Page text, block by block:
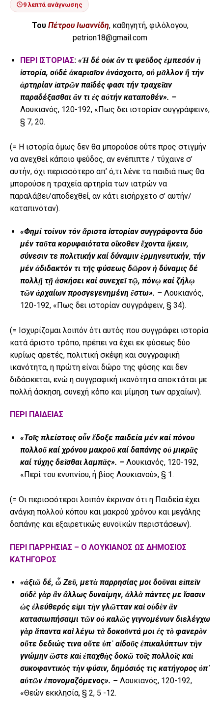
9 λεπτά ανάγνωσης
Του Πέτρου Ιωαννίδη, καθηγητή, φιλόλογου,
petrion18@gmail.com
ΠΕΡΙ ΙΣΤΟΡΙΑΣ: «Ἡδέ οὐκἄν τι ψεῦδος ἐμπεσόν ἡ
ἱστορία, οὐδέ ἀκαριαῖον ἀνάσχοιτο, οὐ μᾶλλον ἤ τήν
ἀρτηρίαν ἰατρῶν παῖδές φασι τήν τραχεῖαν
παραδέξασθαι ἄν τι ἐς αὐτήν καταποθέν». –
Λουκιανός, 120-192, «Πως δει ιστορίαν συγγράφειν»,
§ 7, 20.
(= Η ιστορία όμως δεν θα μπορούσε ούτε προς στιγμήν
να ανεχθεί κάποιο ψεύδος, αν ενέπιπτε / τύχαινε σ’
αυτήν, όχι περισσότερο απ’ ό,τι λένε τα παιδιά πως θα
μπορούσε η τραχεία αρτηρία των ιατρών να
παραλάβει/αποδεχθεί, αν κάτι εισήρχετο σ’ αυτήν/
καταπινόταν).
«Φημί τοίνυν τόνἄριστα ἱστορίαν συγγράφοντα δύο
μέν ταῦτα κορυφαιότατα οἴκοθενἔχοντα ἥκειν,
σύνεσιν τε πολιτικήν καί δύναμινἑρμηνευτικήν, τήν
μένἀδιδακτόν τι τῆς φύσεως δῶρονἡ δύναμις δέ
πολλῇ τῇ ἀσκήσει καί συνεχεῖτῷ, πόνῳ καί ζήλῳ
τῶν ἀρχαίων προσγεγενημένη ἔστω». – Λουκιανός,
120-192, «Πως δει ιστορίαν συγγράφειν, § 34).
(= Ισχυρίζομαι λοιπόν ότι αυτός που συγγράφει ιστορία
κατά άριστο τρόπο, πρέπει να έχει εκ φύσεως δύο
κυρίως αρετές, πολιτική σκέψη και συγγραφική
ικανότητα, η πρώτη είναι δώρο της φύσης και δεν
διδάσκεται, ενώ η συγγραφική ικανότητα αποκτάται με
πολλή άσκηση, συνεχή κόπο και μίμηση των αρχαίων).
ΠΕΡΙ ΠΑΙΔΕΙΑΣ
«Τοῖς πλείστοις οὖν ἔδοξε παιδεία μέν καί πόνου
πολλοῦ καί χρόνου μακροῦ καί δαπάνης οὐ μικρᾶς
καί τύχης δεῖσθαι λαμπᾶς». – Λουκιανός, 120-192,
«Περί του ενυπνίου, ή βίος Λουκιανού», § 1.
(= Οι περισσότεροι λοιπόν έκριναν ότι η Παιδεία έχει
ανάγκη πολλού κόπου και μακρού χρόνου και μεγάλης
δαπάνης και εξαιρετικώς ευνοϊκών περιστάσεων).
ΠΕΡΙ ΠΑΡΡΗΣΙΑΣ – Ο ΛΟΥΚΙΑΝΟΣ ΩΣ ΔΗΜΟΣΙΟΣ
ΚΑΤΗΓΟΡΟΣ
«ἀξιῶ δέ, ὦ Ζεῦ, μετὰ παρρησίας μοι δοῦναι εἰπεῖν
οὐδὲ γὰρ ἂνἄλλως δυναίμην, ἀλλὰ πάντες με ἴσασιν
ὡς ἐλεύθερός εἰμι τὴν γλῶτταν καὶ οὐδὲνἂν
κατασιωπήσαιμι τῶν οὐ καλῶς γιγνομένων διελέγχω
γὰρ ἅπαντα καὶλέγω τὰ δοκοῦντά μοι ἐς τὸ φανερὸν
οὔτε δεδιώς τινα οὔτε ὑπ᾽ αἰδοῦς ἐπικαλύπτων τὴν
γνώμηνὥστε καὶ ἐπαχθὴς δοκῶ τοῖς πολλοῖς καὶ
συκοφαντικὸς τὴν φύσιν, δημόσιός τις κατήγορος ὑπ᾽
αὐτῶνἐπονομαζόμενος». – Λουκιανός, 120-192,
«Θεών εκκλησία, § 2, 5 -12.